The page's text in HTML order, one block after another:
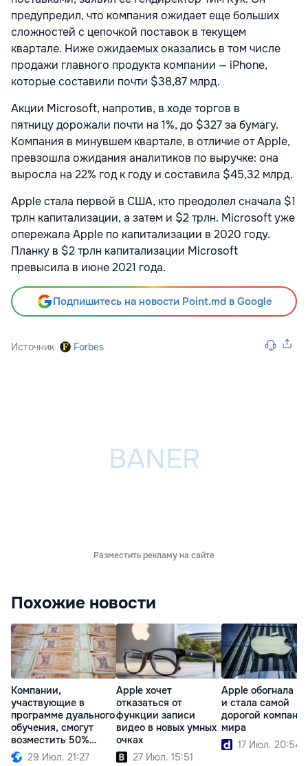
предупредил, что компания ожидает еще больших
сложностей с цепочкой поставок в текущем
квартале. Ниже ожидаемых оказались в том числе
продажи главного продукта компании — iPhone,
которые составили почти $38,87 млрд.
Акции Microsoft, напротив, в ходе торгов в
пятницу дорожали почти на 1%, до $327 за бумагу.
Компания в минувшем квартале, в отличие от Apple,
превзошла ожидания аналитиков по выручке: она
выросла на 22% год к году и составила $45,32 млрд.
Apple стала первой в США, кто преодолел сначала $1
трлн капитализации, а затем и $2 трлн. Microsoft уже
опережала Apple по капитализации в 2020 году.
Планку в $2 трлн капитализации Microsoft
превысила в июне 2021 года.
Подпишитесь на новости Point.md в Google
Источник Forbes
Разместить рекламу на сайте
Похожие новости
Компании,
участвующие в
программе дуального
обучения, смогут
возместить 50%
расходов
29 Июл. 21:27
Apple хочет
отказаться от
функции записи
видео в новых умных
очках
27 Июл. 15:51
Apple обогнала
и стала самой
дорогой
мира
17 Июл. 20:54